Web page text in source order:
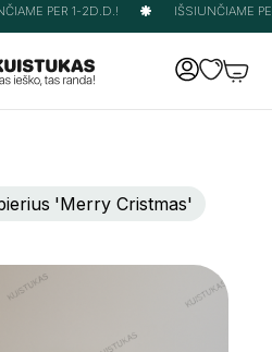
PER 1-2D.D.! IŠSIUNČIAME
'Merry Cristmas'